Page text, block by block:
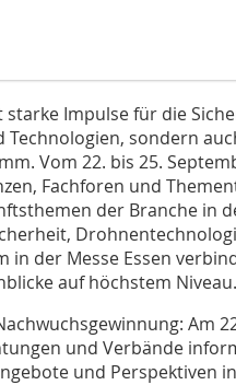
starke Impulse für die
sondern
Vom 22. bis 25.
Fachforen und
der Branche in
der Messe Essen
auf höchstem Niveau.
Am
und Verbände
und Perspektiven